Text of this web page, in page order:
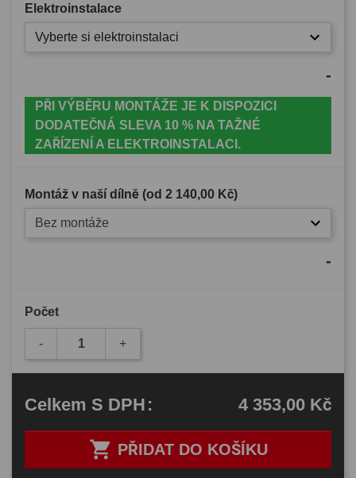
Elektroinstalace
Vyberte si elektroinstalaci
-
PŘI VÝBĚRU MONTÁŽE JE K DISPOZICI
DODATEČNÁ SLEVA 10 % NA TAŽNÉ
ZAŘÍZENÍ A ELEKTROINSTALACI.
Montáž v naší dílně (od 2 140,00 Kč)
Bez montáže
-
Počet
- +
 PŘIDAT DO KOŠÍKU
Celkem S DPH: 4 353,00 Kč